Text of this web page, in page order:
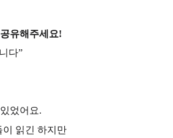
유해주세요!
다”
었어요.
이 읽긴 하지만